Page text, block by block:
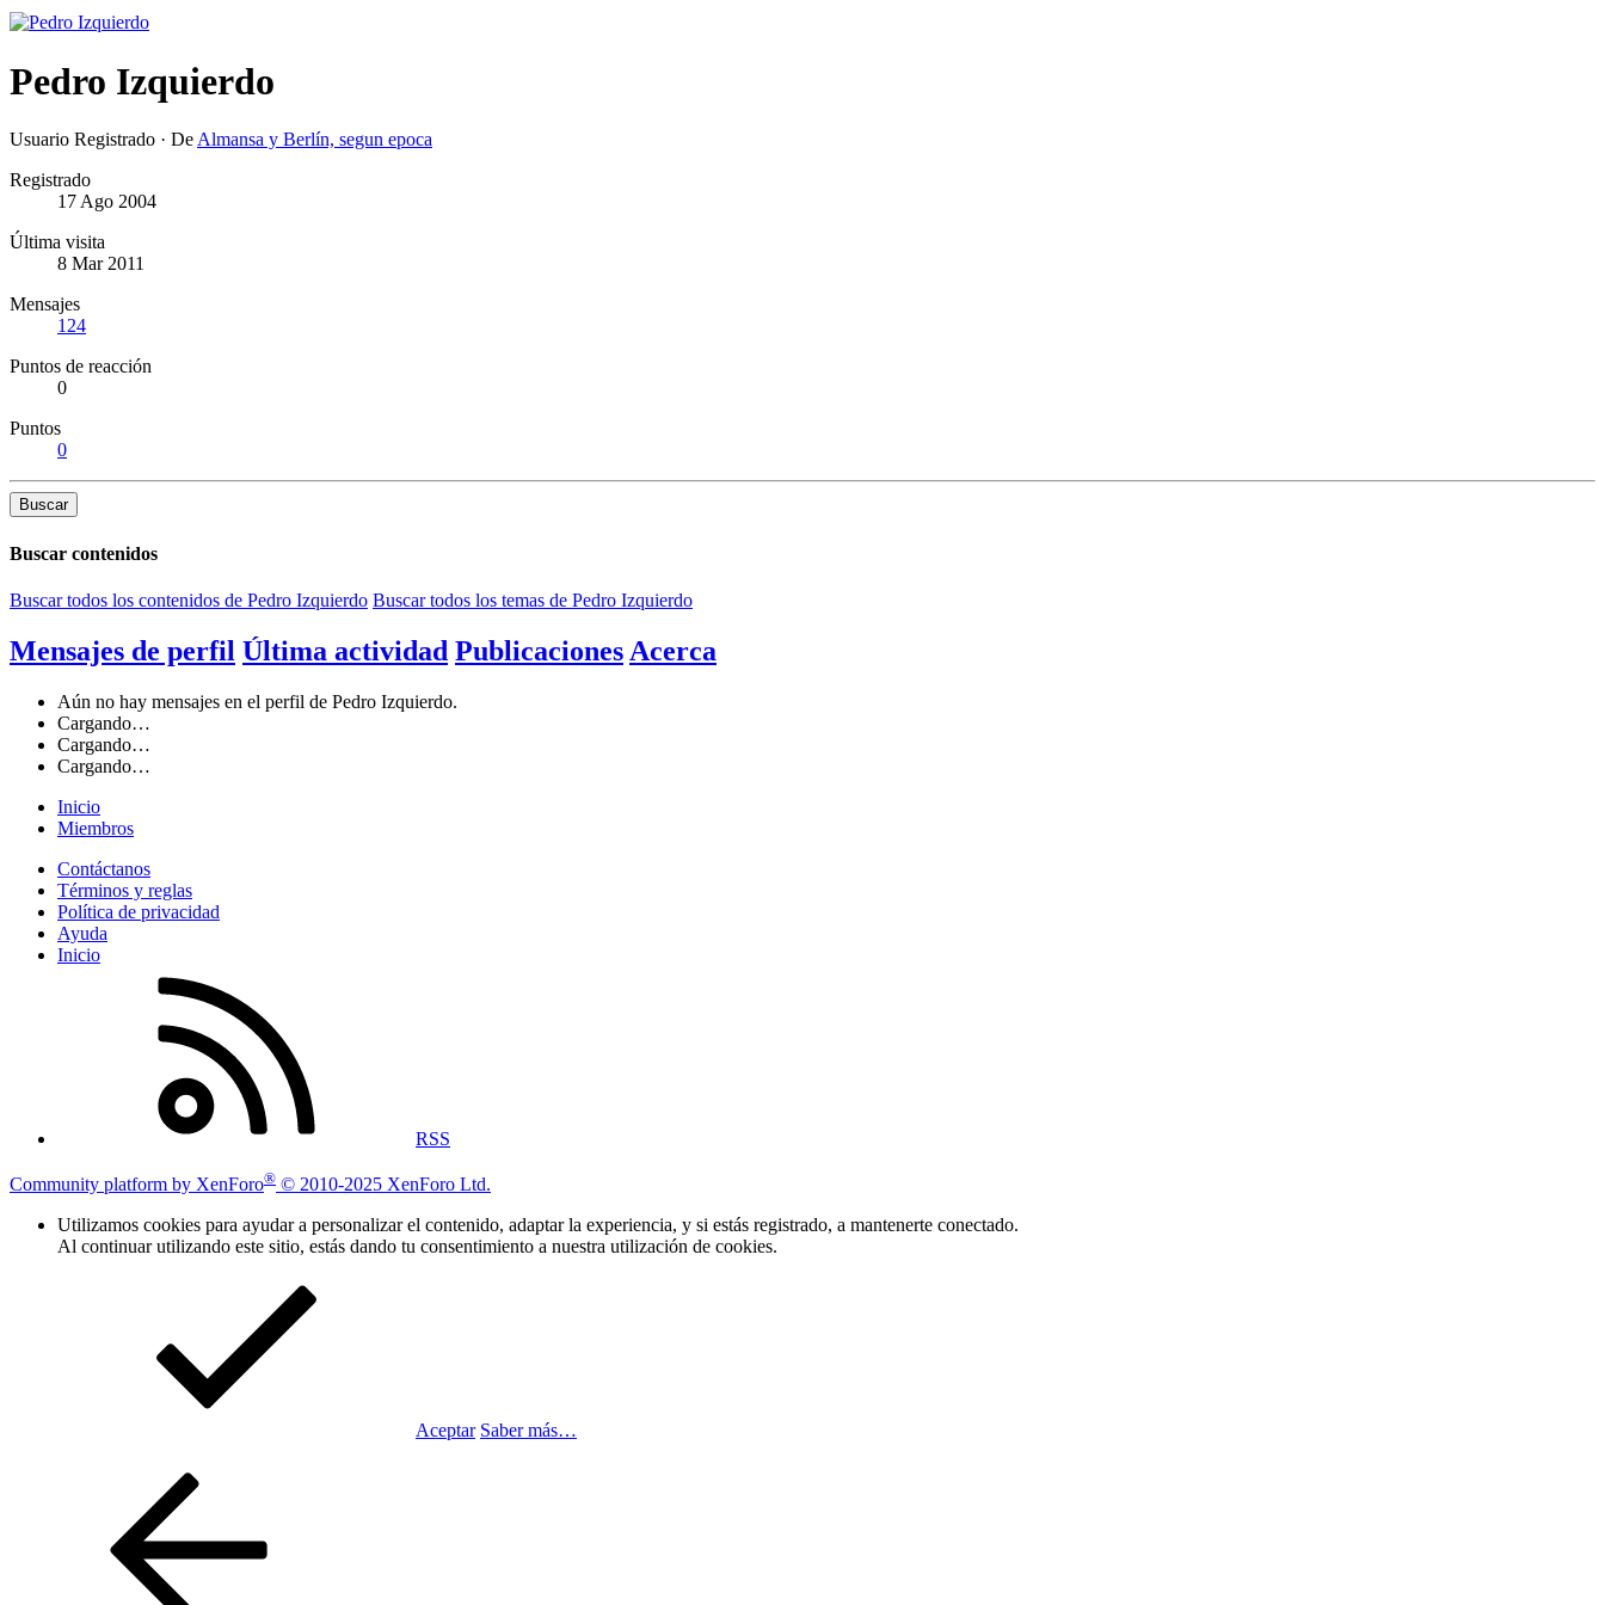
Pedro Izquierdo
Usuario Registrado · De Almansa y Berlín, segun epoca
Registrado
17 Ago 2004
Última visita
8 Mar 2011
Mensajes
124
Puntos de reacción
0
Puntos
0
Buscar
Buscar contenidos
Buscar todos los contenidos de Pedro Izquierdo Buscar todos los temas de Pedro Izquierdo
Mensajes de perfil Última actividad Publicaciones Acerca
Aún no hay mensajes en el perfil de Pedro Izquierdo.
Cargando…
Cargando…
Cargando…
Inicio
Miembros
Contáctanos
Términos y reglas
Política de privacidad
Ayuda
Inicio
RSS
Community platform by XenForo® © 2010-2025 XenForo Ltd.
Utilizamos cookies para ayudar a personalizar el contenido, adaptar la experiencia, y si estás registrado, a mantenerte conectado.
Al continuar utilizando este sitio, estás dando tu consentimiento a nuestra utilización de cookies.
Aceptar Saber más…